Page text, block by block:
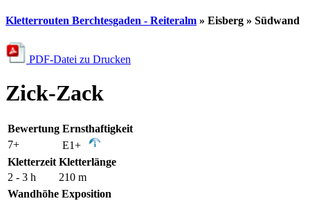
Kletterrouten Berchtesgaden - Reiteralm » Eisberg » Südwand
PDF-Datei zu Drucken
Zick-Zack
Bewertung Ernsthaftigkeit
7+
E1+
Kletterzeit Kletterlänge
2 - 3 h
210 m
Wandhöhe Exposition